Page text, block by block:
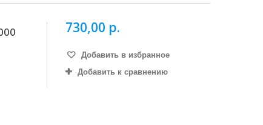
730,00 р.
Добавить в избранное
Добавить к сравнению